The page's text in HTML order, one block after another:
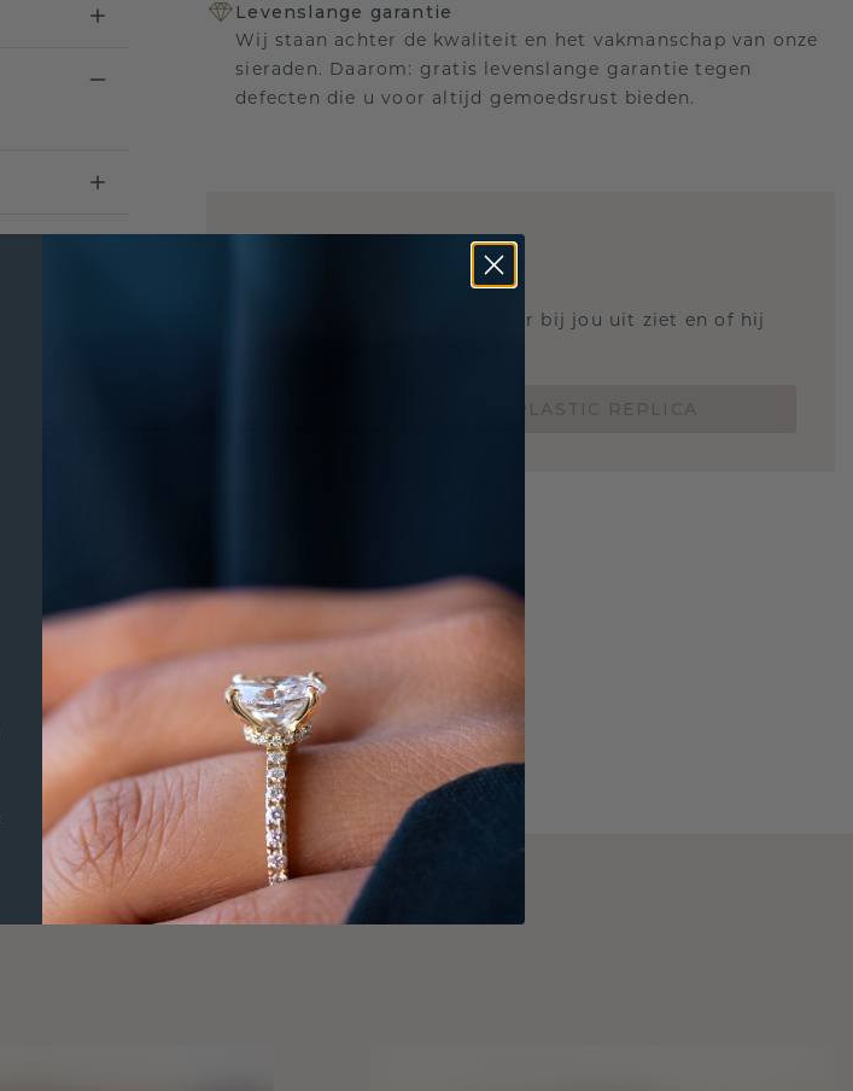
Levenslange garantie
Wij staan achter de kwaliteit en het vakmanschap van onze
sieraden. Daarom: gratis levenslange garantie tegen
defecten die u voor altijd gemoedsrust bieden.
Wil jij weten hoe deze ring er bij jou uit ziet en of hij